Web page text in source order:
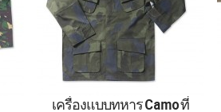
เครื่องแบบทหาร Camo ที่